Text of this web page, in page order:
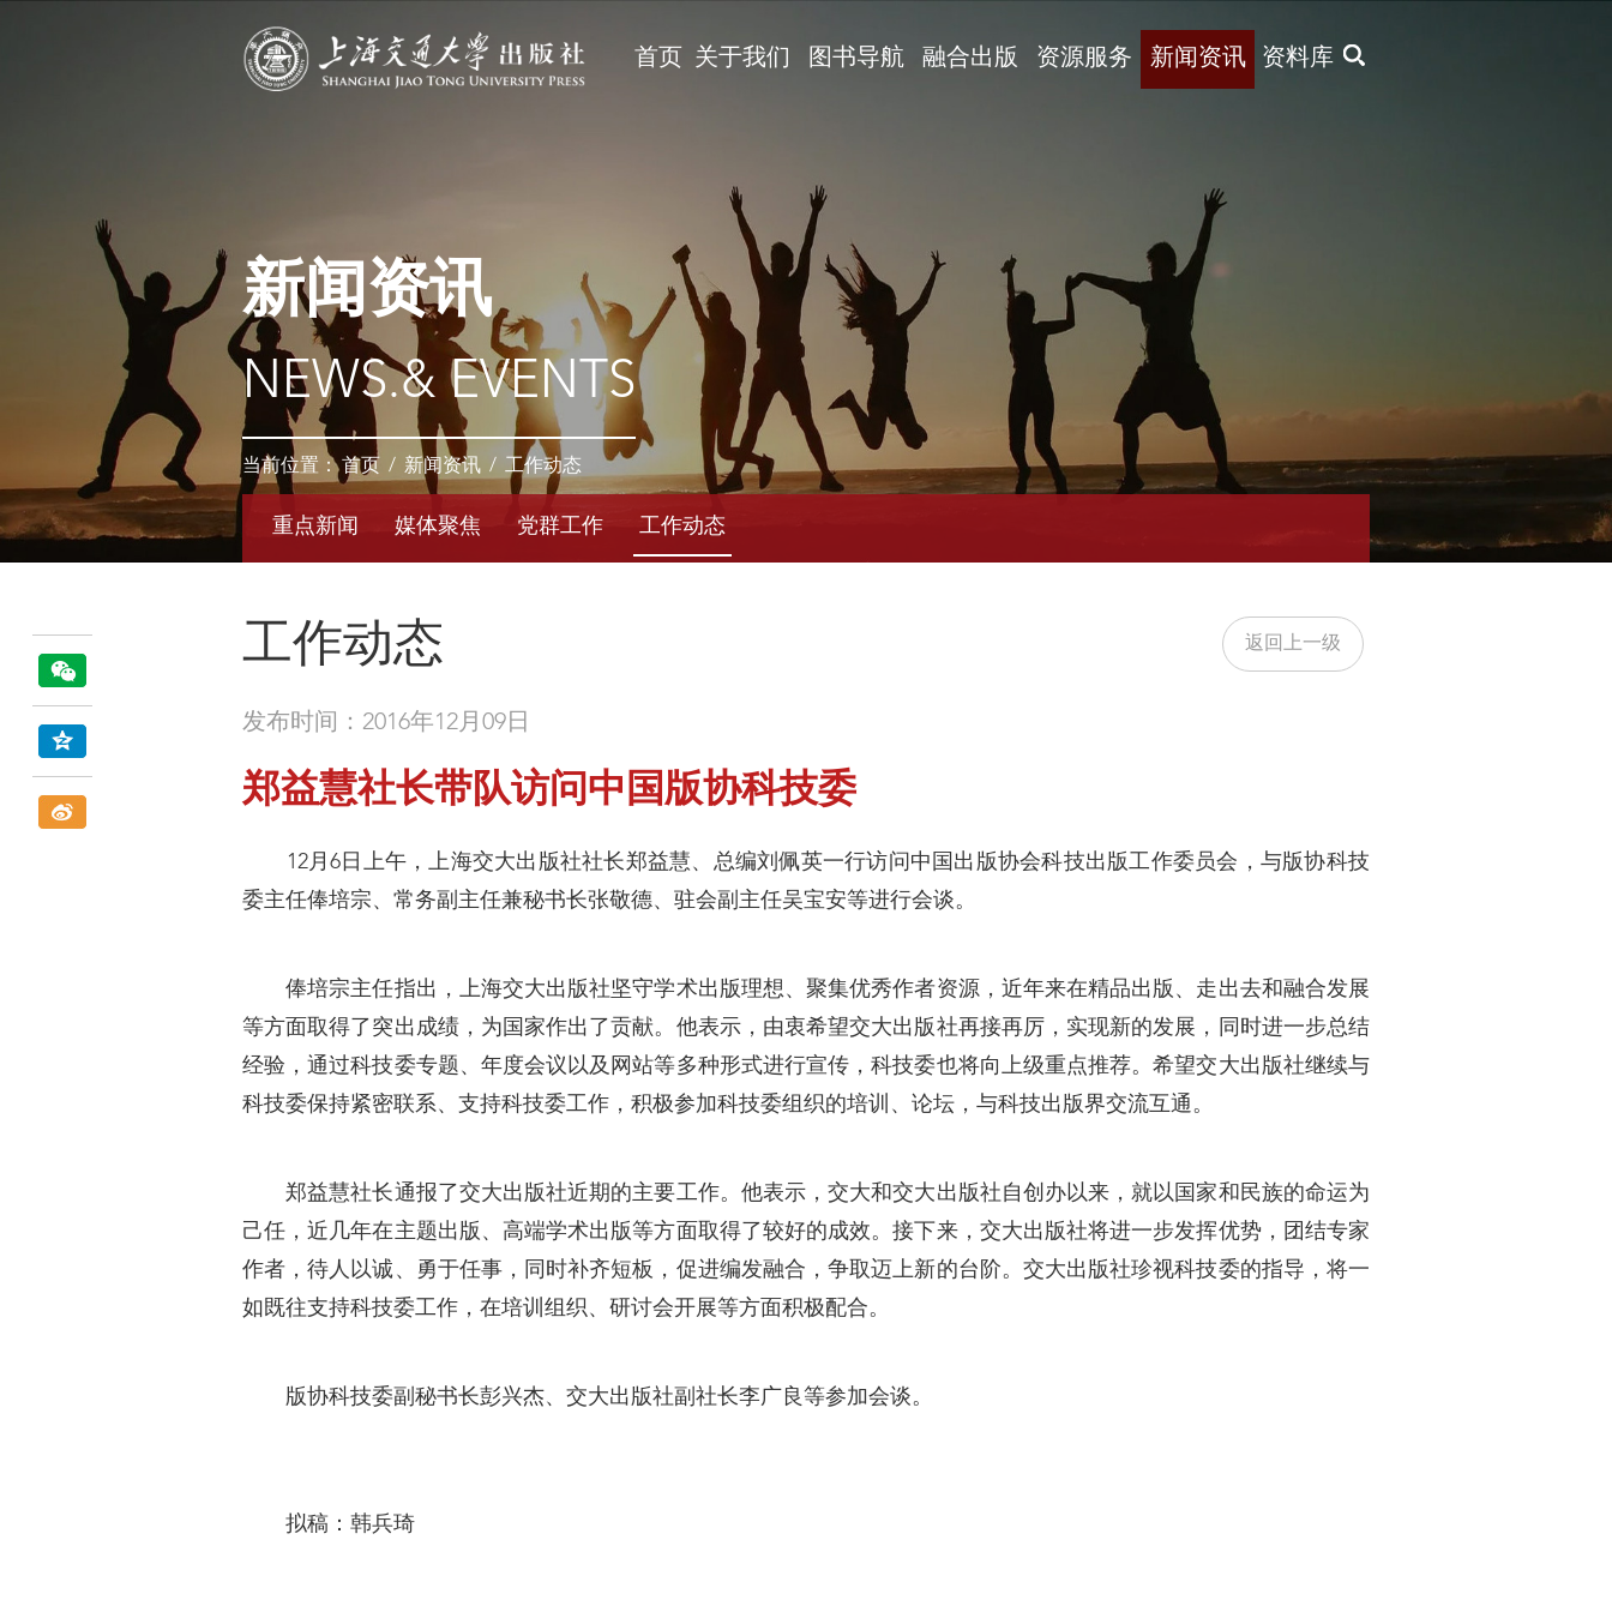
X
首页 关于我们 图书导航 融合出版 资源服务 新闻资讯 资料库
新闻资讯
NEWS.& EVENTS
当前位置：首页 / 新闻资讯 / 工作动态
重点新闻 媒体聚焦 党群工作 工作动态
工作动态 返回上一级
发布时间：2016年12月09日
郑益慧社长带队访问中国版协科技委
12月6日上午，上海交大出版社社长郑益慧、总编刘佩英一行访问中国出版协会科技出版工作委员会，与版协科技
委主任俸培宗、常务副主任兼秘书长张敬德、驻会副主任吴宝安等进行会谈。
俸培宗主任指出，上海交大出版社坚守学术出版理想、聚集优秀作者资源，近年来在精品出版、走出去和融合发展
等方面取得了突出成绩，为国家作出了贡献。他表示，由衷希望交大出版社再接再厉，实现新的发展，同时进一步总结
经验，通过科技委专题、年度会议以及网站等多种形式进行宣传，科技委也将向上级重点推荐。希望交大出版社继续与
科技委保持紧密联系、支持科技委工作，积极参加科技委组织的培训、论坛，与科技出版界交流互通。
郑益慧社长通报了交大出版社近期的主要工作。他表示，交大和交大出版社自创办以来，就以国家和民族的命运为
己任，近几年在主题出版、高端学术出版等方面取得了较好的成效。接下来，交大出版社将进一步发挥优势，团结专家
作者，待人以诚、勇于任事，同时补齐短板，促进编发融合，争取迈上新的台阶。交大出版社珍视科技委的指导，将一
如既往支持科技委工作，在培训组织、研讨会开展等方面积极配合。
版协科技委副秘书长彭兴杰、交大出版社副社长李广良等参加会谈。
拟稿：韩兵琦